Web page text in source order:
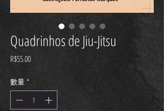
Quadrinhos de Jiu-Jitsu
R$55.00價
數量 *